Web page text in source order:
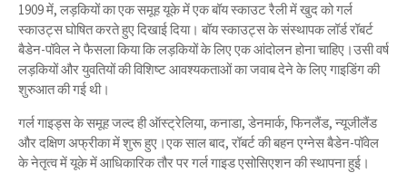
1909 में, लड़कियों का एक समूह यूके में एक बॉय स्काउट रैली में खुद को गर्ल
स्काउट्स घोषित करते हुए दिखाई दिया। बॉय स्काउट्स के संस्थापक लॉर्ड रॉबर्ट
बैडेन-पॉवेल ने फैसला किया कि लड़कियों के लिए एक आंदोलन होना चाहिए।उसी वर्ष
लड़कियों और युवतियों की विशिष्ट आवश्यकताओं का जवाब देने के लिए गाइडिंग की
शुरुआत की गई थी।
गर्ल गाइड्स के समूह जल्द ही ऑस्ट्रेलिया, कनाडा, डेनमार्क, फिनलैंड, न्यूजीलैंड
और दक्षिण अफ्रीका में शुरू हुए।एक साल बाद, रॉबर्ट की बहन एग्नेस बैडेन-पॉवेल
के नेतृत्व में यूके में आधिकारिक तौर पर गर्ल गाइड एसोसिएशन की स्थापना हुई।